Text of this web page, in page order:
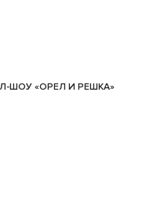
ШОУ «ОРЕЛ И РЕШКА»